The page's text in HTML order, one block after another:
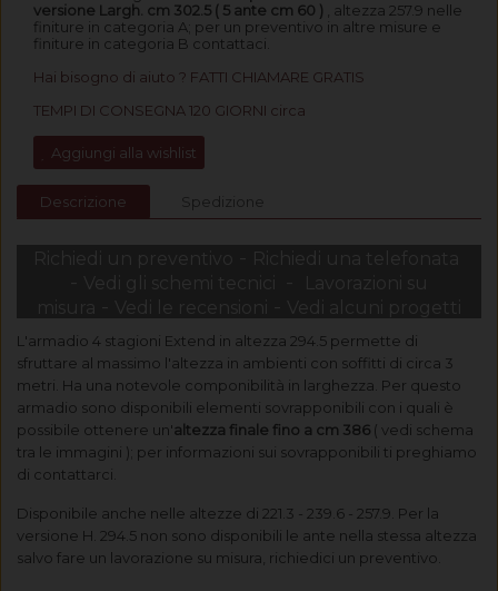
versione Largh. cm 302.5 ( 5 ante cm 60 ) , altezza 257.9 nelle
finiture in categoria A; per un preventivo in altre misure e
finiture in categoria B contattaci.
Hai bisogno di aiuto ? FATTI CHIAMARE GRATIS
TEMPI DI CONSEGNA 120 GIORNI circa
Aggiungi alla wishlist
Descrizione Spedizione
L'armadio 4 stagioni Extend in altezza 294.5 permette di
sfruttare al massimo l'altezza in ambienti con soffitti di circa 3
metri. Ha una notevole componibilità in larghezza. Per questo
armadio sono disponibili elementi sovrapponibili con i quali è
possibile ottenere un'altezza finale fino a cm 386 ( vedi schema
tra le immagini ); per informazioni sui sovrapponibili ti preghiamo
di contattarci.
Disponibile anche nelle altezze di 221.3 - 239.6 - 257.9. Per la
versione H. 294.5 non sono disponibili le ante nella stessa altezza
salvo fare un lavorazione su misura, richiedici un preventivo.